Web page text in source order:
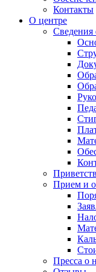
Контакты
О центре
Сведения
Прием и
Пресса о